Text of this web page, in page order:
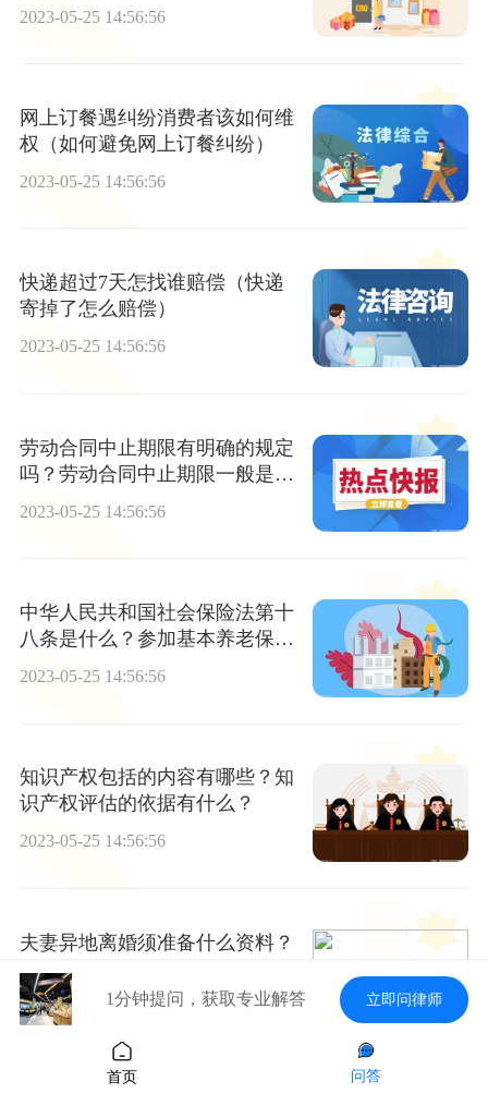
2023-05-25 14:56:56
网上订餐遇纠纷消费者该如何维
权（如何避免网上订餐纠纷）
2023-05-25 14:56:56
快递超过7天怎找谁赔偿（快递
寄掉了怎么赔偿）
2023-05-25 14:56:56
劳动合同中止期限有明确的规定
吗？劳动合同中止期限一般是几
2023-05-25 14:56:56
中华人民共和国社会保险法第十
八条是什么？参加基本养老保险
的个人因病死亡遗嘱可以领取抚
2023-05-25 14:56:56
知识产权包括的内容有哪些？知
识产权评估的依据有什么？
2023-05-25 14:56:56
夫妻异地离婚须准备什么资料？
异地离婚需要什么手续和证件？
2023-05-25 14:56:561分钟提问，获取专业解答 立即问律师
首页 问答